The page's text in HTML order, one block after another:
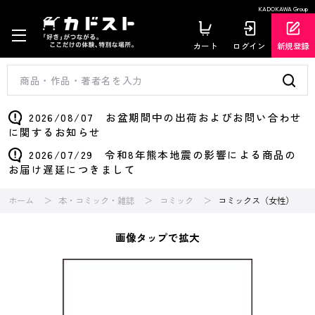
KADOKAWA Group
カート ログイン 新規登録
2026/08/07 お盆期間中の出荷およびお問い合わせ
に関するお知らせ
2026/07/29 令和8年熊本地震の影響による商品の
お届け遅延につきまして
ホーム 本・コミック・雑誌 コミック コミックス（女性）
画像タップで拡大